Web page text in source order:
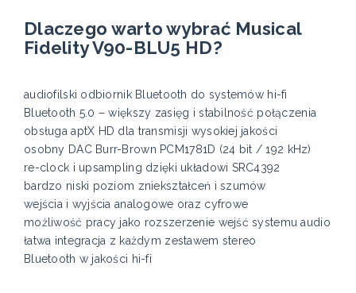
Dlaczego warto wybrać Musical
Fidelity V90-BLU5 HD?
audiofilski odbiornik Bluetooth do systemów hi-fi
Bluetooth 5.0 – większy zasięg i stabilność połączenia
obsługa aptX HD dla transmisji wysokiej jakości
osobny DAC Burr-Brown PCM1781D (24 bit / 192 kHz)
re-clock i upsampling dzięki układowi SRC4392
bardzo niski poziom zniekształceń i szumów
wejścia i wyjścia analogowe oraz cyfrowe
możliwość pracy jako rozszerzenie wejść systemu audio
łatwa integracja z każdym zestawem stereo
Bluetooth w jakości hi-fi